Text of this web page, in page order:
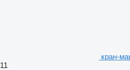
кран-
11